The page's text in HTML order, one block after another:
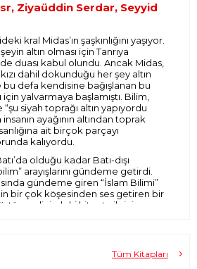
Ziyaüddin Serdar, Seyyid
kral Midas’ın şaşkınlığını yaşıyor.
altın olması için Tanrıya
duası kabul olundu. Ancak Midas,
dahil dokunduğu her şey altın
defa kendisine bağışlanan bu
için yalvarmaya başlamıştı. Bilim,
siyah toprağı altın yapıyordu
ayağının altından toprak
ait birçok parçayı
kalıyordu.
olduğu kadar Batı-dışı
arayışlarını gündeme getirdi.
gündeme giren “İslam Bilimi”
bir çok köşesinden ses getiren bir
ve elinizdeki kitapta ilginize
dünyasının sorunlarını Batı bilimi
Tüm Kitapları